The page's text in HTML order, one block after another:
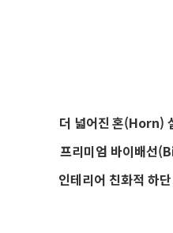
더 넓어진 혼(Horn)
프리미엄 바이배선
인테리어 친화적 하